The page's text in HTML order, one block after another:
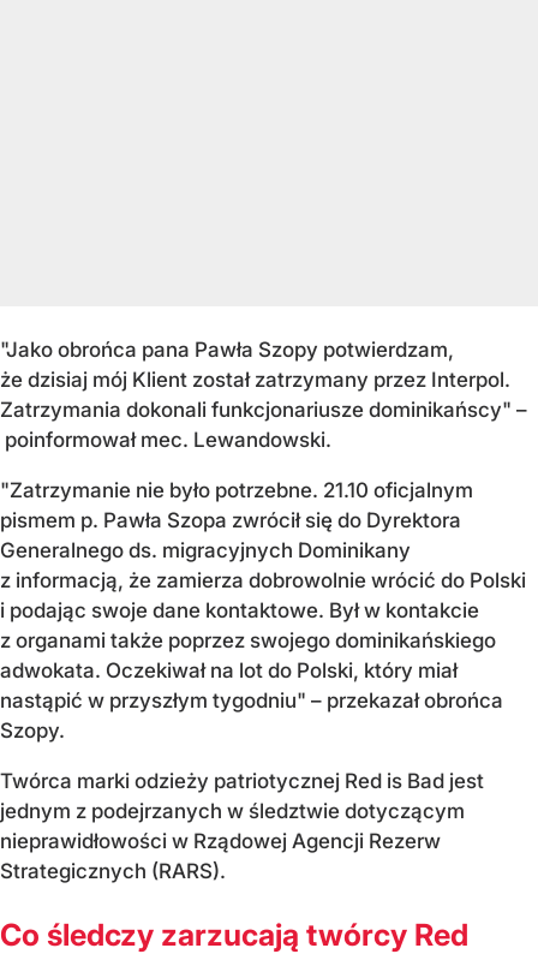
"Jako obrońca pana Pawła Szopy potwierdzam,
że dzisiaj mój Klient został zatrzymany przez Interpol.
Zatrzymania dokonali funkcjonariusze dominikańscy" –
poinformował mec. Lewandowski.
"Zatrzymanie nie było potrzebne. 21.10 oficjalnym
pismem p. Pawła Szopa zwrócił się do Dyrektora
Generalnego ds. migracyjnych Dominikany
z informacją, że zamierza dobrowolnie wrócić do Polski
i podając swoje dane kontaktowe. Był w kontakcie
z organami także poprzez swojego dominikańskiego
adwokata. Oczekiwał na lot do Polski, który miał
nastąpić w przyszłym tygodniu" – przekazał obrońca
Szopy.
Twórca marki odzieży patriotycznej Red is Bad jest
jednym z podejrzanych w śledztwie dotyczącym
nieprawidłowości w Rządowej Agencji Rezerw
Strategicznych (RARS).
Co śledczy zarzucają twórcy Red